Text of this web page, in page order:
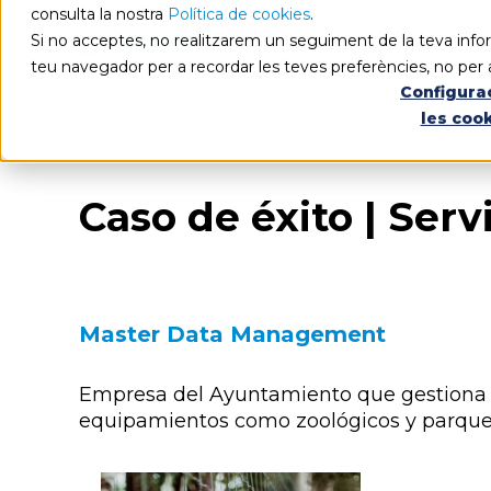
consulta la nostra Política de cookies.
Si no acceptes, no realitzarem un seguiment de la teva
teu navegador per a recordar les teves preferències, no
les
Caso de éxito |
Master Data Management
Empresa del Ayuntamiento que
equipamientos como zoológicos y